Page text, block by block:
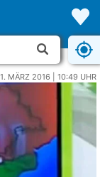
MÄRZ 2016 | 10:49 UHR